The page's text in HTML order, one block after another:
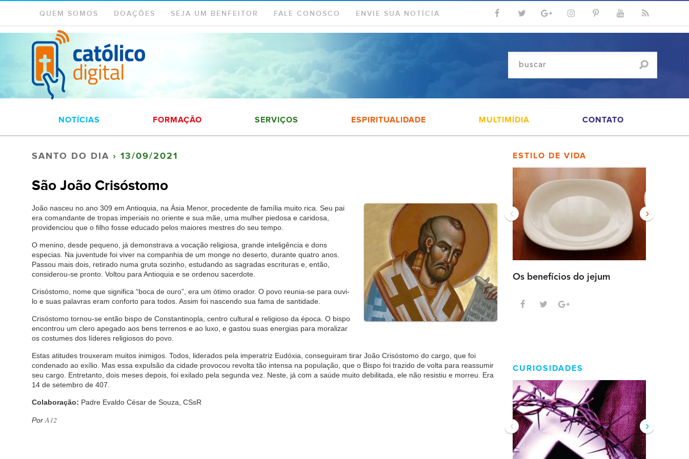
QUEM SOMOS DOAÇÕES SEJA UM BENFEITOR FALE CONOSCO ENVIE SUA NOTÍCIA
NOTÍCIAS FORMAÇÃO SERVIÇOS ESPIRITUALIDADE MULTIMÍDIA CONTATO
SANTO DO DIA › 13/09/2021
São João Crisóstomo
João nasceu no ano 309 em Antioquia, na Ásia Menor, procedente de família muito rica. Seu pai
era comandante de tropas imperiais no oriente e sua mãe, uma mulher piedosa e caridosa,
providenciou que o filho fosse educado pelos maiores mestres do seu tempo.
O menino, desde pequeno, já demonstrava a vocação religiosa, grande inteligência e dons
especias. Na juventude foi viver na companhia de um monge no deserto, durante quatro anos.
Passou mais dois, retirado numa gruta sozinho, estudando as sagradas escrituras e, então,
considerou-se pronto. Voltou para Antioquia e se ordenou sacerdote.
Crisóstomo, nome que significa “boca de ouro”, era um ótimo orador. O povo reunia-se para ouvi-
lo e suas palavras eram conforto para todos. Assim foi nascendo sua fama de santidade.
Crisóstomo tornou-se então bispo de Constantinopla, centro cultural e religioso da época. O bispo
encontrou um clero apegado aos bens terrenos e ao luxo, e gastou suas energias para moralizar
os costumes dos líderes religiosos do povo.
Estas atitudes trouxeram muitos inimigos. Todos, liderados pela imperatriz Eudóxia, conseguiram tirar João Crisóstomo do cargo, que foi
condenado ao exílio. Mas essa expulsão da cidade provocou revolta tão intensa na população, que o Bispo foi trazido de volta para reassumir
seu cargo. Entretanto, dois meses depois, foi exilado pela segunda vez. Neste, já com a saúde muito debilitada, ele não resistiu e morreu. Era
14 de setembro de 407.
Colaboração: Padre Evaldo César de Souza, CSsR
Por A12
ESTILO DE VIDA
Os benefícios do jejum
‹ ›
CURIOSIDADES
‹ ›